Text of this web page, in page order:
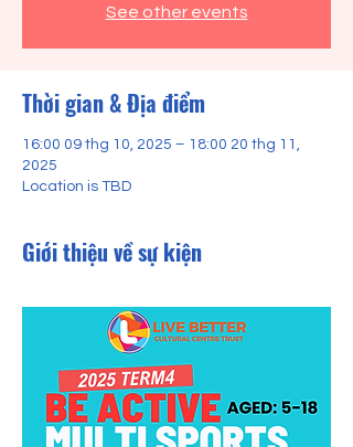
See other events
Thời gian & Địa điểm
16:00 09 thg 10, 2025 – 18:00 20 thg 11,
2025
Location is TBD
Giới thiệu về sự kiện